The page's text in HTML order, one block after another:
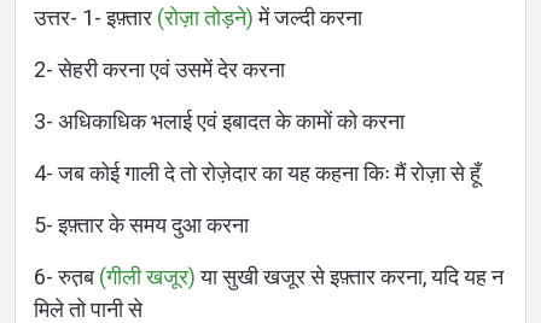
बारे
बोली
उत्तर- 1- इफ़्तार (रोज़ा तोड़ने)में जल्दी करना
2- सेहरी करना एवं उसमें देर करना
3- अधिकाधिक भलाई एवं इबादत के कामों को करना
4- जब कोई गाली दे तो रोज़ेदार का यह कहना किः मैं रोज़ा से हूँ
5- इफ़्तार के समय दुआ करना
6- रुत़ब (गीली खजूर)या सुखी खजूर से इफ़्तार करना, यदि यह न
मिले तो पानी से